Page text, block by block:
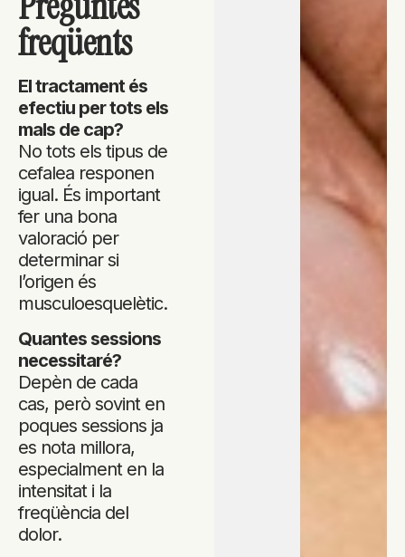
freqüents
El tractament és
efectiu per tots els
mals de cap?
No tots els tipus de
cefalea responen
igual. És important
fer una bona
valoració per
determinar si
l’origen és
musculoesquelètic.
Quantes sessions
necessitaré?
Depèn de cada
cas, però sovint en
poques sessions ja
es nota millora,
especialment en la
intensitat i la
freqüència del
dolor.